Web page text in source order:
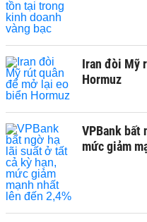
Iran đòi Mỹ
Hormuz
VPBank bất
mức giảm